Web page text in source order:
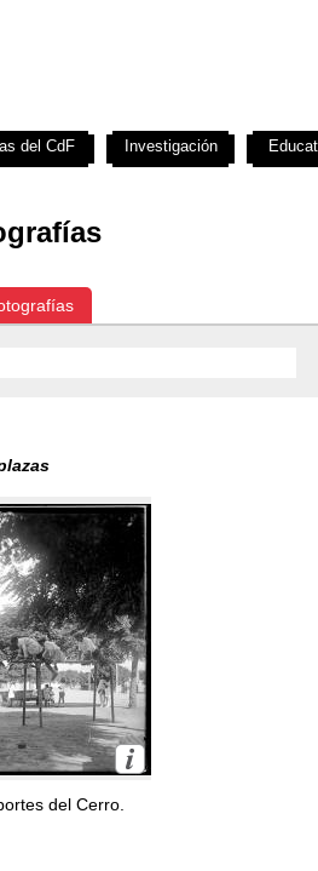
del Cerro.
del CdF Investigación